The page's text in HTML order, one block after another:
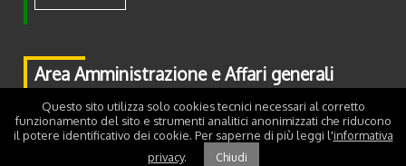
Area Amministrazione e Affari generali
Piazza Fiera, 2 - 38122 Trento
Contatti
Questo sito utilizza solo cookies tecnici necessari al corretto
funzionamento del sito e strumenti analitici anonimizzati che riducono
il potere identificativo dei cookie. Per saperne di più leggi l'informativa
privacy. Chiudi